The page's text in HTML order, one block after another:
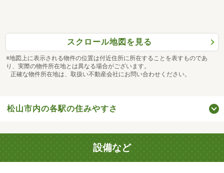
スクロール地図を見る
※地図上に表示される物件の位置は付近住所に所在することを表すものであ
り、実際の物件所在地とは異なる場合がございます。
正確な物件所在地は、取扱い不動産会社にお問い合わせください。
松山市内の各駅の住みやすさ
設備など